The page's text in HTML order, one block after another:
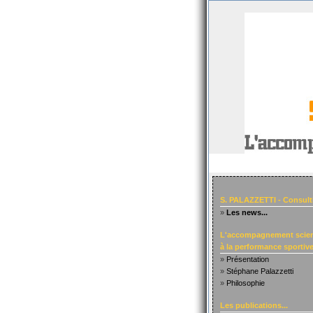
S. PALAZZETTI -
» Les news...
L'accompagnement
à la performance
» Présentation
» Stéphane Palazzetti
» Philosophie
Les publications...